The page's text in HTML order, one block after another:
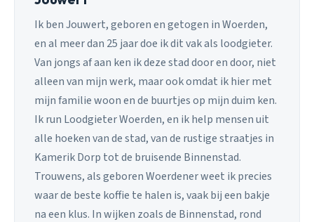
Ik ben Jouwert, geboren en getogen in Woerden,
en al meer dan 25 jaar doe ik dit vak als loodgieter.
Van jongs af aan ken ik deze stad door en door, niet
alleen van mijn werk, maar ook omdat ik hier met
mijn familie woon en de buurtjes op mijn duim ken.
Ik run Loodgieter Woerden, en ik help mensen uit
alle hoeken van de stad, van de rustige straatjes in
Kamerik Dorp tot de bruisende Binnenstad.
Trouwens, als geboren Woerdener weet ik precies
waar de beste koffie te halen is, vaak bij een bakje
na een klus. In wijken zoals de Binnenstad, rond